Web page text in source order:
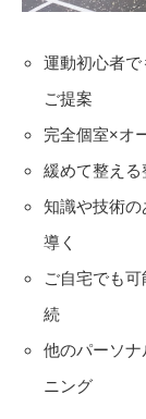
運動初心者
ご提案
完全個室×オ
緩めて整え
知識や技術
導く
ご自宅でも
続
他のパーソ
ニング